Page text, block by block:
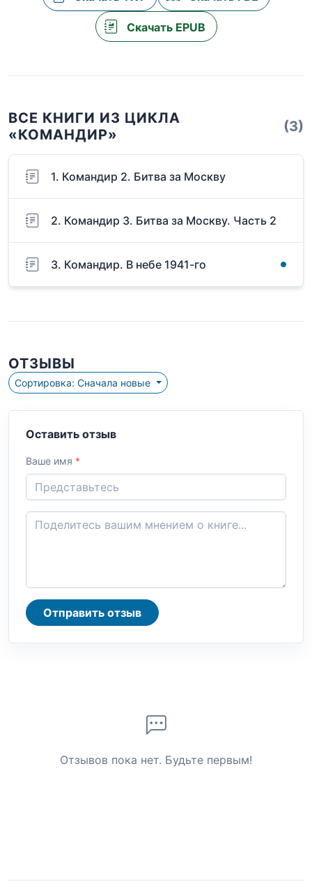
Скачать EPUB
ВСЕ КНИГИ ИЗ ЦИКЛА
«КОМАНДИР»
(3)
1. Командир 2. Битва за Москву
2. Командир 3. Битва за Москву. Часть 2
3. Командир. В небе 1941-го
ОТЗЫВЫ
Сортировка: Сначала новые
Оставить отзыв
Ваше имя *
Отправить отзыв
Отзывов пока нет. Будьте первым!